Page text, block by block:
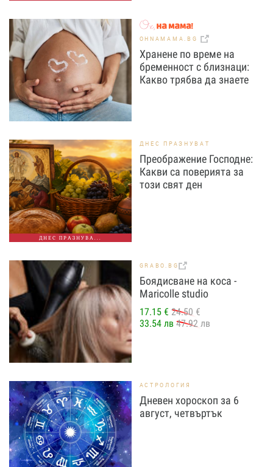
OHNAMAMA.BG
Хранене по време на
бременност с близнаци:
Какво трябва да знаете
ДНЕС ПРАЗНУВА...
ДНЕС ПРАЗНУВАТ
Преображение Господне:
Какви са поверията за
този свят ден
GRABO.BG
Боядисване на коса -
Maricolle studio
17.15 € 24.50 €
33.54 лв 47.92 лв
АСТРОЛОГИЯ
Дневен хороскоп за 6
август, четвъртък